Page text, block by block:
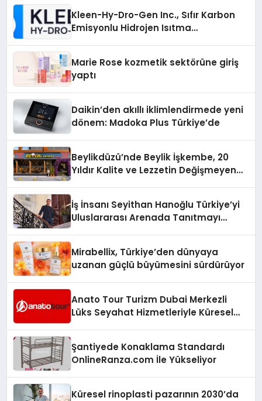
Kleen-Hy-Dro-Gen Inc., Sıfır Karbon
Emisyonlu Hidrojen Isıtma
Marie Rose kozmetik sektörüne giriş
yaptı
Daikin’den akıllı iklimlendirmede yeni
dönem: Madoka Plus Türkiye’de
Beylikdüzü’nde Beylik İşkembe, 20
Yıldır Kalite ve Lezzetin Değişmeyen
İş İnsanı Seyithan Hanoğlu Türkiye’yi
Uluslararası Arenada Tanıtmayı
Mirabellix, Türkiye’den dünyaya
uzanan güçlü büyümesini sürdürüyor
Anato Tour Turizm Dubai Merkezli
Lüks Seyahat Hizmetleriyle Küresel
Şantiyede Konaklama Standardı
OnlineRanza.com İle Yükseliyor
Küresel rinoplasti pazarının 2030’da